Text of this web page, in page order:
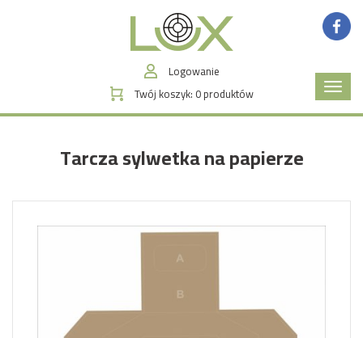
Logowanie
Twój koszyk: 0produktów
menu
Tarcza sylwetka na papierze